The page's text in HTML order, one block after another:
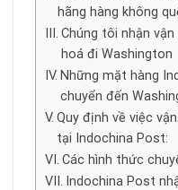
hãng hàng không
Chúng tôi nhận
hoá đi Washington
Những mặt hàng
chuyển đến
Quy định về việc
tại Indochina Post:
Các hình thức
Indochina Post